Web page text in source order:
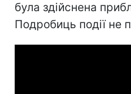
була здійснена
Подробиць події не